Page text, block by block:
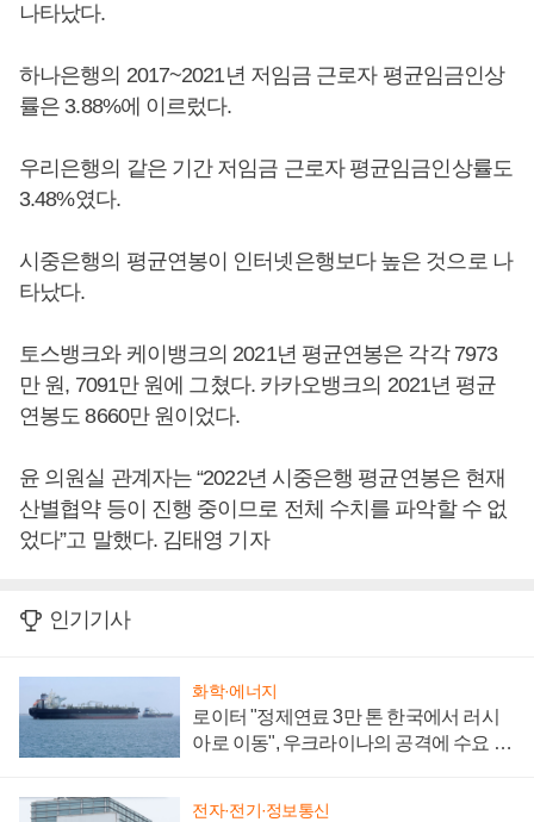
나타났다.
하나은행의 2017~2021년 저임금 근로자 평균임금인상
률은 3.88%에 이르렀다.
우리은행의 같은 기간 저임금 근로자 평균임금인상률도
3.48%였다.
시중은행의 평균연봉이 인터넷은행보다 높은 것으로 나
타났다.
토스뱅크와 케이뱅크의 2021년 평균연봉은 각각 7973
만 원, 7091만 원에 그쳤다. 카카오뱅크의 2021년 평균
연봉도 8660만 원이었다.
윤 의원실 관계자는 “2022년 시중은행 평균연봉은 현재
산별협약 등이 진행 중이므로 전체 수치를 파악할 수 없
었다”고 말했다. 김태영 기자
인기기사
화학·에너지
로이터 "정제연료 3만 톤 한국에서 러시
아로 이동", 우크라이나의 공격에 수요 늘
전자·전기·정보통신